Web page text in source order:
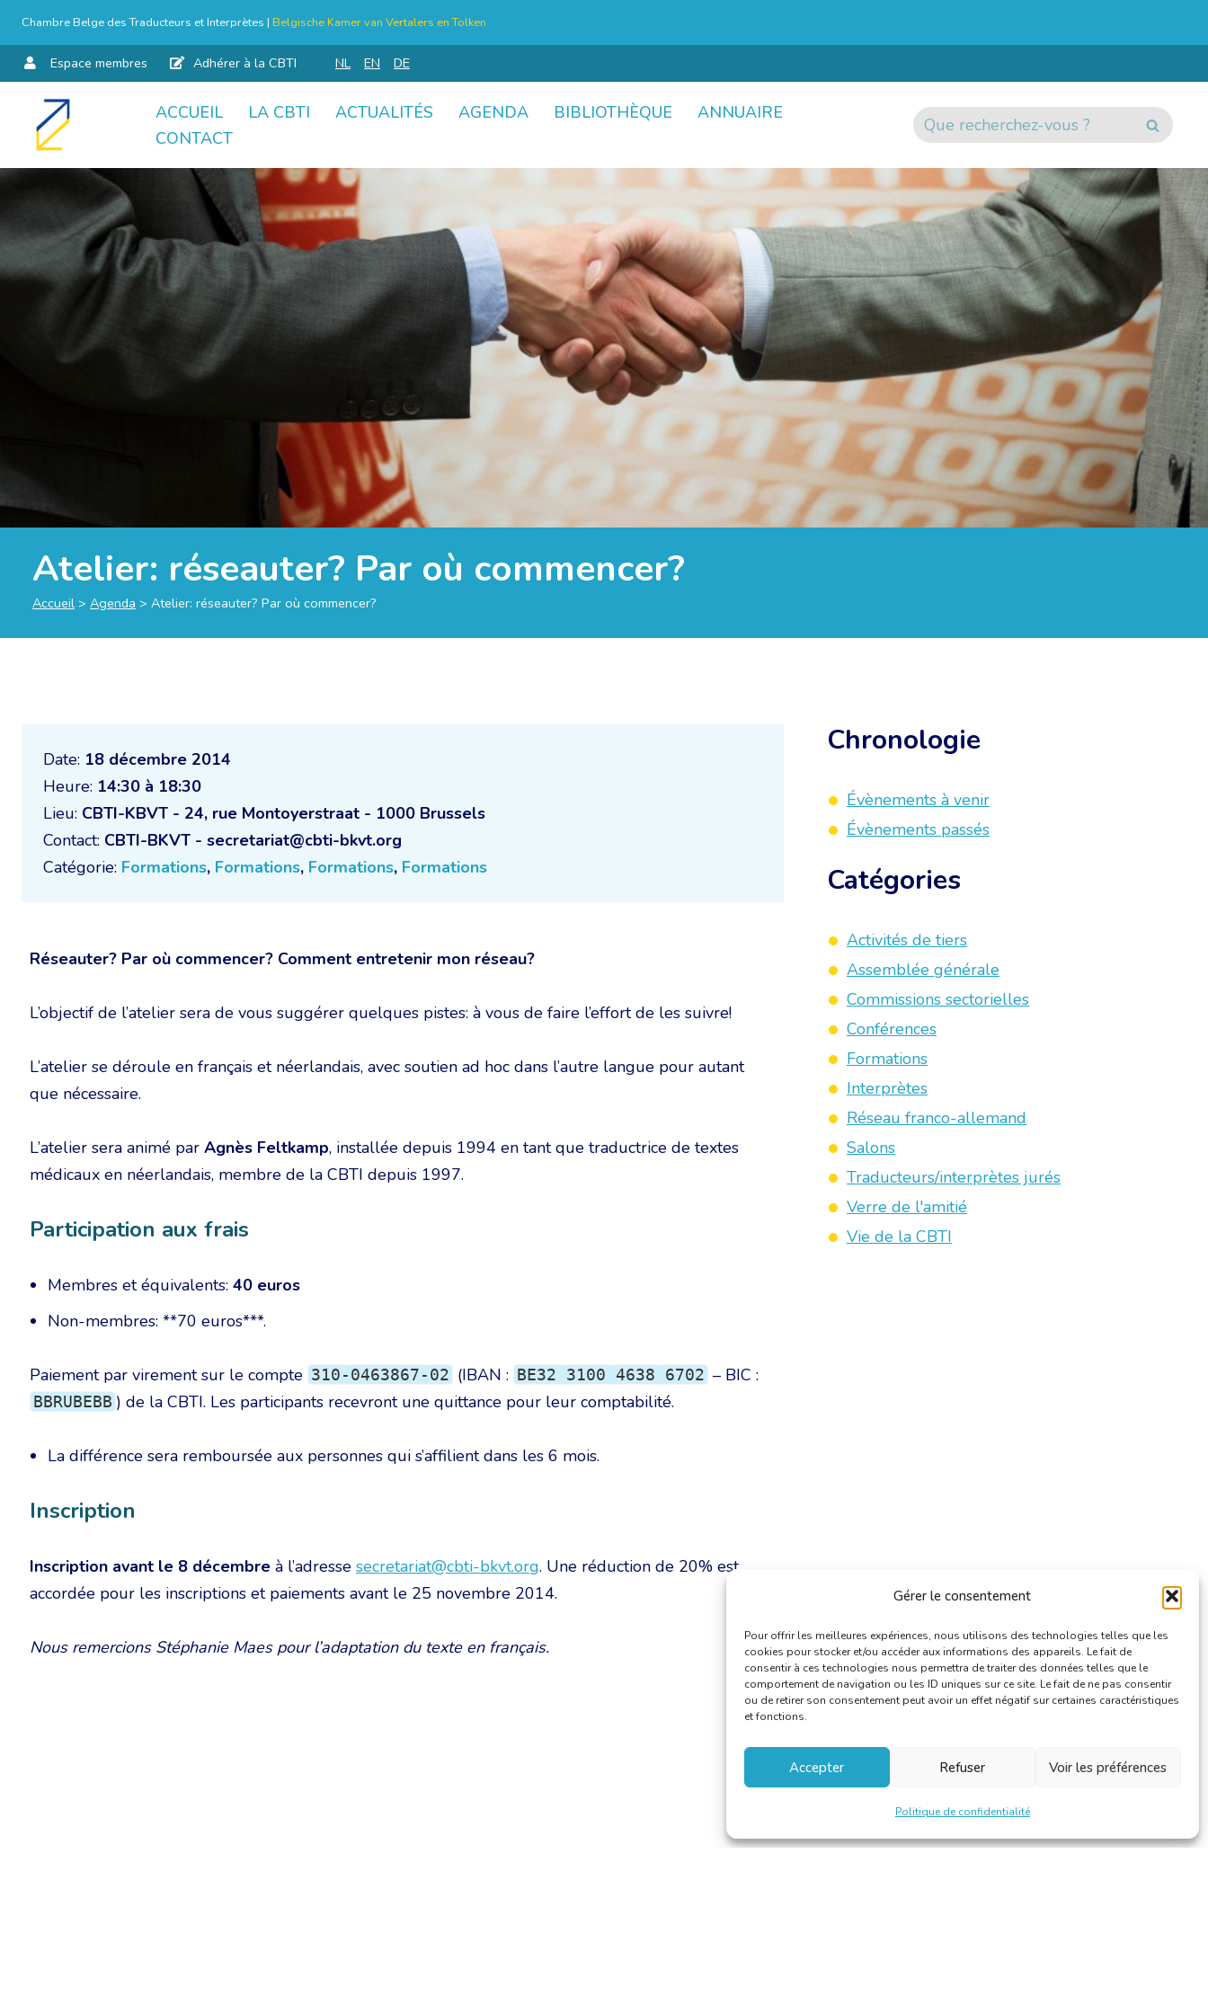
Gérer le consentement
Pour offrir les meilleures expériences, nous utilisons des technologies telles que les
cookies pour stocker et/ou accéder aux informations des appareils. Le fait de
consentir à ces technologies nous permettra de traiter des données telles que le
comportement de navigation ou les ID uniques sur ce site. Le fait de ne pas consentir
ou de retirer son consentement peut avoir un effet négatif sur certaines caractéristiques
et fonctions.
Accepter Refuser Voir les préférences
Politique de confidentialité
Chambre Belge des Traducteurs et Interprètes | Belgische Kamer van Vertalers en Tolken
Espace membres Adhérer à la CBTI NL EN DE
Aller
ACCUEIL LA CBTI ACTUALITÉS AGENDA BIBLIOTHÈQUE
ANNUAIRE
CONTACT
Atelier: réseauter? Par où commencer?
Accueil > Agenda > Atelier: réseauter? Par où commencer?
Date: 18 décembre 2014
Heure: 14:30 à 18:30
Lieu: CBTI-KBVT - 24, rue Montoyerstraat - 1000 Brussels
Contact: CBTI-BKVT - secretariat@cbti-bkvt.org
Catégorie: Formations, Formations, Formations, Formations
Réseauter? Par où commencer? Comment entretenir mon réseau?
L’objectif de l’atelier sera de vous suggérer quelques pistes: à vous de faire l’effort de les suivre!
L’atelier se déroule en français et néerlandais, avec soutien ad hoc dans l’autre langue pour autant
que nécessaire.
L’atelier sera animé par Agnès Feltkamp, installée depuis 1994 en tant que traductrice de textes
médicaux en néerlandais, membre de la CBTI depuis 1997.
Participation aux frais
Membres et équivalents: 40 euros
Non-membres: **70 euros***.
Paiement par virement sur le compte 310-0463867-02 (IBAN : BE32 3100 4638 6702 – BIC :
BBRUBEBB ) de la CBTI. Les participants recevront une quittance pour leur comptabilité.
La différence sera remboursée aux personnes qui s’affilient dans les 6 mois.
Inscription
Inscription avant le 8 décembre à l’adresse secretariat@cbti-bkvt.org. Une réduction de 20% est
accordée pour les inscriptions et paiements avant le 25 novembre 2014.
Nous remercions Stéphanie Maes pour l’adaptation du texte en français.
Chronologie
Évènements à venir
Évènements passés
Catégories
Activités de tiers
Assemblée générale
Commissions sectorielles
Conférences
Formations
Interprètes
Réseau franco-allemand
Salons
Traducteurs/interprètes jurés
Verre de l'amitié
Vie de la CBTI